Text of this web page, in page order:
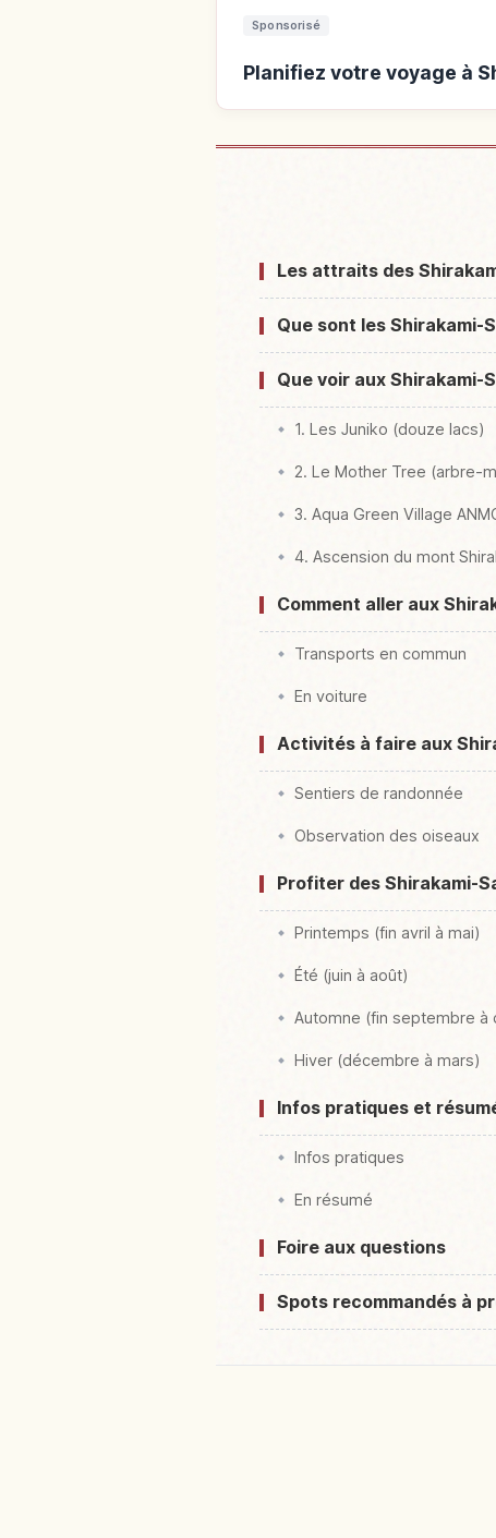
Sponsorisé
Planifiez votre voyage à
Les attraits des
Que sont les
Que voir aux Shirakami-
1. Les Juniko (douze lacs)
2. Le Mother Tree (arbre-
3. Aqua Green Village
4. Ascension du mont
Comment aller aux
Transports en commun
En voiture
Activités à faire aux
Sentiers de randonnée
Observation des oiseaux
Profiter des Shirakami-
Printemps (fin avril à mai)
Été (juin à août)
Automne (fin septembre à
Hiver (décembre à mars)
Infos pratiques et
Infos pratiques
En résumé
Foire aux questions
Spots recommandés à